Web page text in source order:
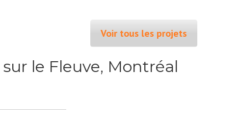
Voir tous les projets
le Fleuve, Montréal